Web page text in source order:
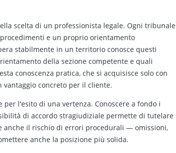
scelta di un professionista legale. Ogni tribunale
e un proprio orientamento
stabilmente in un territorio conosce questi
della sezione competente e quali
conoscenza pratica, che si acquisisce solo con
concreto per il cliente.
l'esito di una vertenza. Conoscere a fondo i
di accordo stragiudiziale permette di tutelare
anche il rischio di errori procedurali — omissioni,
anche la posizione più solida.